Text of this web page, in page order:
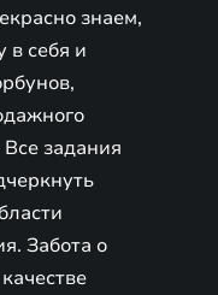
знаем,
в себя и
задания
Забота о